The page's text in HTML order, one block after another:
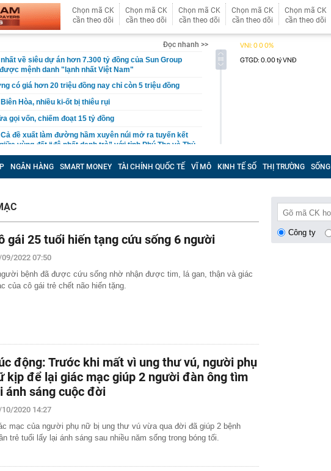
Chọn mã CK
cần theo dõi
Chọn mã CK
cần theo dõi
Chọn mã CK
cần theo dõi
Chọn mã CK
cần theo dõi
Chọn mã CK
cần theo dõi
Đọc nhanh >>
về siêu dự án hơn 7.300 tỷ đồng của Sun Group
mệnh danh "lạnh nhất Việt Nam"
có giá hơn 20 triệu đồng nay chỉ còn 5 triệu đồng
Hòa, nhiều ki-ốt bị thiêu rụi
gọi vốn, chiếm đoạt 15 tỷ đồng
đề xuất làm đường hầm xuyên núi mở ra tuyến kết
vùng đất “đệ nhất danh trà” với tỉnh Phú Thọ và Thủ
nghiệp vàng tại Tây Ninh
Biên Hoà, cột khói đen bốc cao hàng chục mét
cương vào ngành nghề kinh doanh có điều kiện
trạm y tế ở Đắk Lắk
tháng làm xong hơn 60% siêu sân vận động lớn thứ hai
đài 60.000 chỗ dần thành hình, chuẩn bị lắp mái vòm
công bố danh sách 13 hồ sơ đủ điều kiện mua nhà ở xã
triệu đồng/m²
rừng thuộc dạng hiếm bậc nhất thế giới, chia đôi bởi 1
chức cùng vinh danh
trái cây' ở Việt Nam, người dân tại Kenya bất ngờ
năm được thu hoạch, sản lượng không đủ để bán
xong KHÔNG NÊN vứt vỏ?
viện đạt doanh thu gần 1.000 tỷ đồng chỉ trong nửa
gần 200 tỷ đưa công nghệ tiên tiến nhất thế giới về
chí Mỹ vinh danh
núi ít người biết cao hơn 3.000 m: Sở hữu rừng đỗ
nhất Tây Bắc, mùa đông phủ băng giá trắng xóa
NGÂN HÀNG SMART MONEY TÀI CHÍNH QUỐC TẾ VĨ MÔ KINH TẾ SỐ THỊ TRƯỜNG SỐNG
gái 25 tuổi hiến tạng cứu sống 6 người
09/2022 07:50
bệnh đã được cứu sống nhờ nhận được tim, lá gan, thận và giác
của cô gái trẻ chết não hiến tặng.
động: Trước khi mất vì ung thư vú, người phụ
kịp để lại giác mạc giúp 2 người đàn ông tìm
ánh sáng cuộc đời
2020 14:27
mạc của người phụ nữ bị ung thư vú vừa qua đời đã giúp 2 bệnh
trẻ tuổi lấy lại ánh sáng sau nhiều năm sống trong bóng tối.
Công ty